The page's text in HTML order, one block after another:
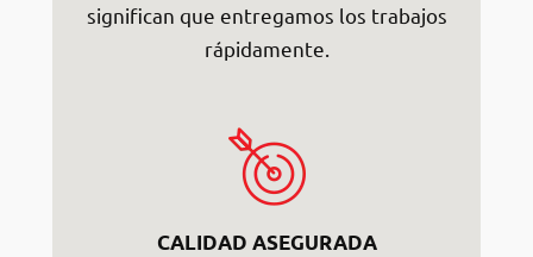
significan que entregamos los trabajos
rápidamente.
CALIDAD ASEGURADA